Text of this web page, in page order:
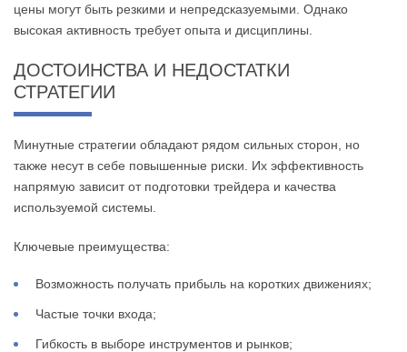
цены могут быть резкими и непредсказуемыми. Однако
высокая активность требует опыта и дисциплины.
ДОСТОИНСТВА И НЕДОСТАТКИ
СТРАТЕГИИ
Минутные стратегии обладают рядом сильных сторон, но
также несут в себе повышенные риски. Их эффективность
напрямую зависит от подготовки трейдера и качества
используемой системы.
Ключевые преимущества:
Возможность получать прибыль на коротких движениях;
Частые точки входа;
Гибкость в выборе инструментов и рынков;